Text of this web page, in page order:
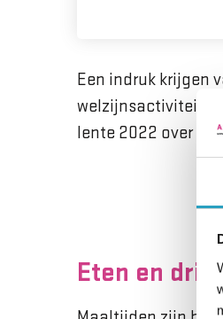
Een indruk krijgen
lente 2022 over
Eten en